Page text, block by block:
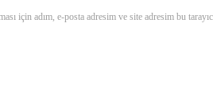
için adım, e-posta adresim ve site adresim bu